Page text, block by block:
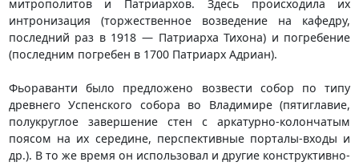
митрополитов и Патриархов. Здесь происходила их
интронизация (торжественное возведение на кафедру,
последний раз в 1918 — Патриарха Тихона) и погребение
(последним погребен в 1700 Патриарх Адриан).
Фьораванти было предложено возвести собор по типу
древнего Успенского собора во Владимире (пятиглавие,
полукруглое завершение стен с аркатурно-колончатым
поясом на их середине, перспективные порталы-входы и
др.). В то же время он использовал и другие конструктивно-